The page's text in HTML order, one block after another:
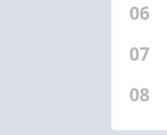
06
07
08